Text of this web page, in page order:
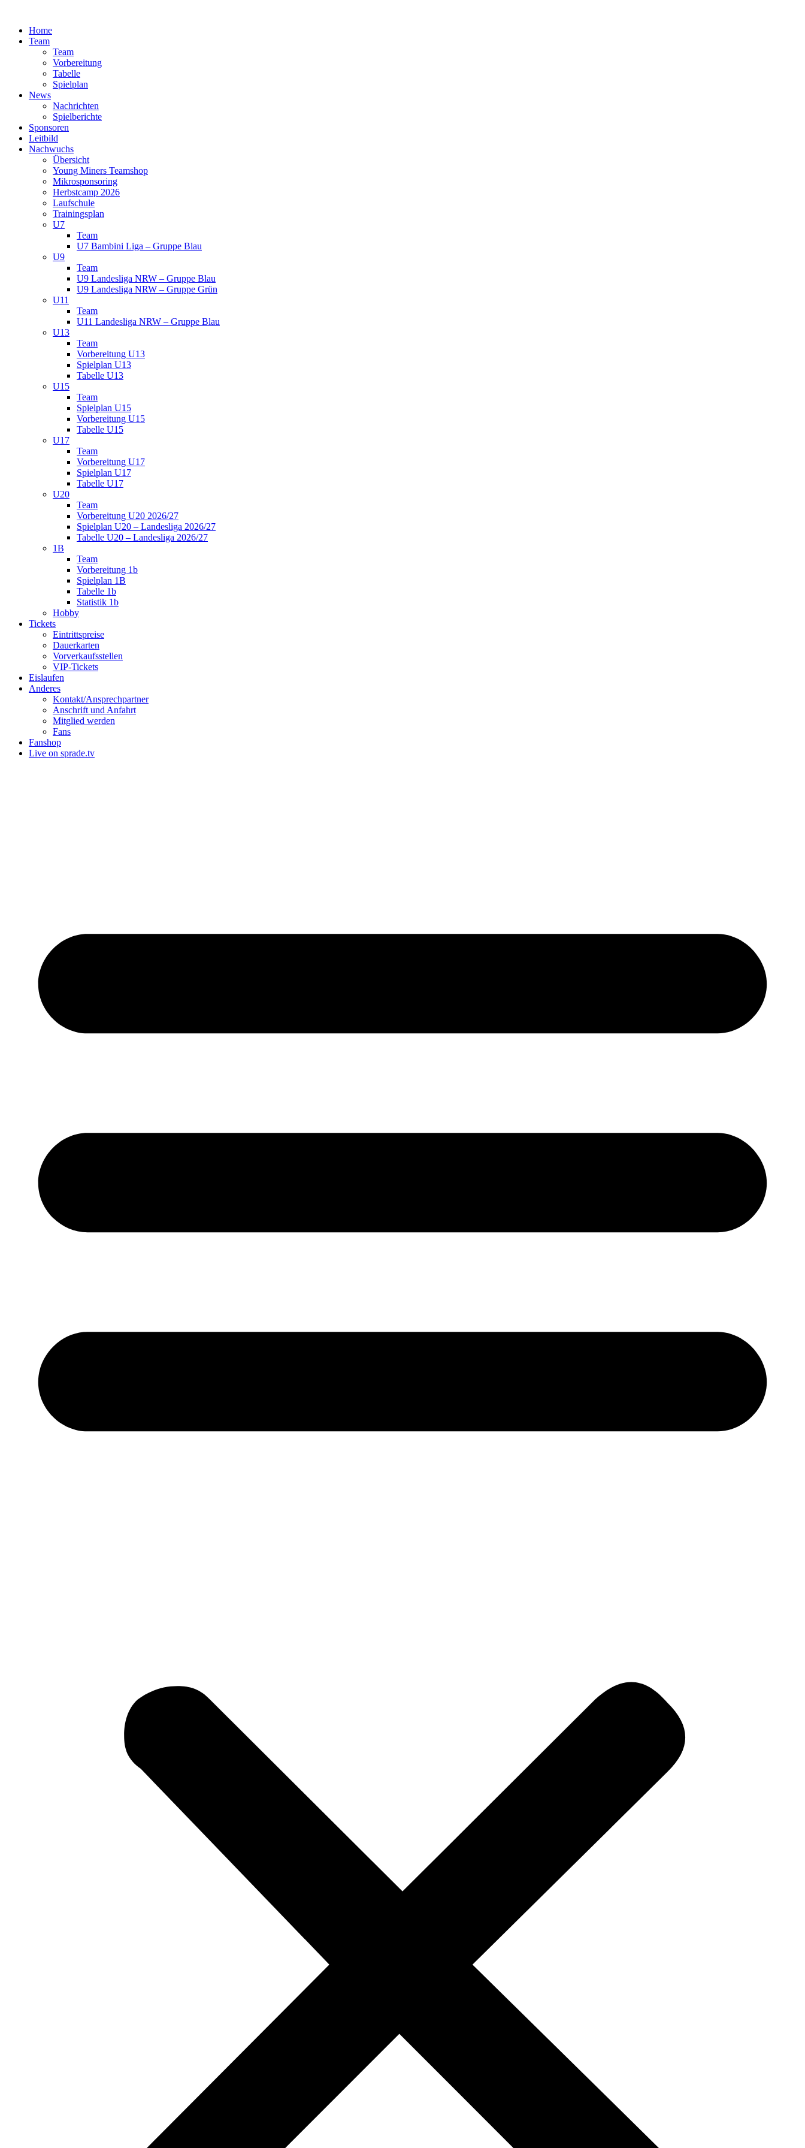
springenHome
Team
Team
Vorbereitung
Tabelle
Spielplan
News
Nachrichten
Spielberichte
Sponsoren
Leitbild
Nachwuchs
Übersicht
Young Miners Teamshop
Mikrosponsoring
Herbstcamp 2026
Laufschule
Trainingsplan
U7
Team
U7 Bambini Liga – Gruppe Blau
U9
Team
U9 Landesliga NRW – Gruppe Blau
U9 Landesliga NRW – Gruppe Grün
U11
Team
U11 Landesliga NRW – Gruppe Blau
U13
Team
Vorbereitung U13
Spielplan U13
Tabelle U13
U15
Team
Spielplan U15
Vorbereitung U15
Tabelle U15
U17
Team
Vorbereitung U17
Spielplan U17
Tabelle U17
U20
Team
Vorbereitung U20 2026/27
Spielplan U20 – Landesliga 2026/27
Tabelle U20 – Landesliga 2026/27
1B
Team
Vorbereitung 1b
Spielplan 1B
Tabelle 1b
Statistik 1b
Hobby
Tickets
Eintrittspreise
Dauerkarten
Vorverkaufsstellen
VIP-Tickets
Eislaufen
Anderes
Kontakt/Ansprechpartner
Anschrift und Anfahrt
Mitglied werden
Fans
Fanshop
Live on sprade.tv